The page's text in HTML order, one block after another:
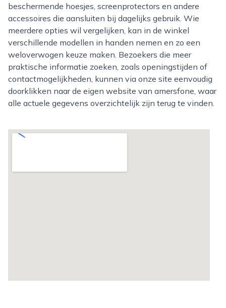
beschermende hoesjes, screenprotectors en andere
accessoires die aansluiten bij dagelijks gebruik. Wie
meerdere opties wil vergelijken, kan in de winkel
verschillende modellen in handen nemen en zo een
weloverwogen keuze maken. Bezoekers die meer
praktische informatie zoeken, zoals openingstijden of
contactmogelijkheden, kunnen via onze site eenvoudig
doorklikken naar de eigen website van amersfone, waar
alle actuele gegevens overzichtelijk zijn terug te vinden.